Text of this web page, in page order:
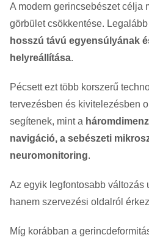
A modern gerincsebészet célja
görbület csökkentése.
hosszú távú egyensúlyának
helyreállítása.
Pécsett ezt több korszerű
tervezésben és kivitelezésben
segítenek, mint a
navigáció, a sebészeti
neuromonitoring.
Az egyik legfontosabb változás
hanem szervezési oldalról
Míg korábban a